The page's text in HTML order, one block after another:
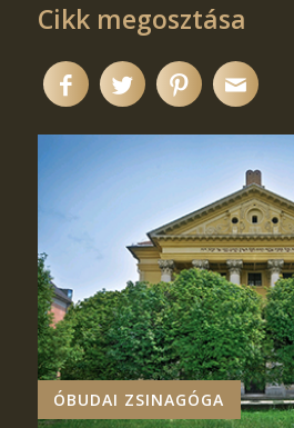
Cikk megosztása
ÓBUDAI ZSINAGÓGA